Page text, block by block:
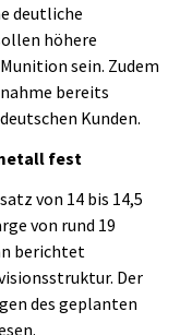
deutliche
höhere
sein. Zudem
bereits
Kunden.
fest
von 14 bis 14,5
von rund 19
berichtet
Der
des geplanten